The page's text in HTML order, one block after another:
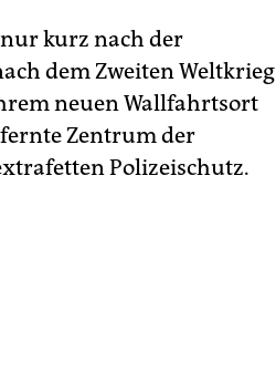
kurz nach der
dem Zweiten Weltkrieg
neuen Wallfahrtsort
Zentrum der
Polizeischutz.